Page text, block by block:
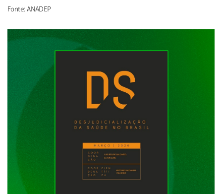
Fonte: ANADEP